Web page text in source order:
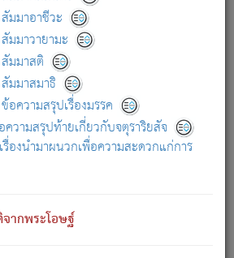
มมาอาชีวะ
มมาวายามะ
มมาสติ
มมาสมาธิ
ความสรุปเรื่องมรรค
วามสรุปท้ายเกี่ยวกับจตุราริยสัจ
องนำมาผนวกเพื่อความสะดวกแก่การ
ากพระโอษฐ์